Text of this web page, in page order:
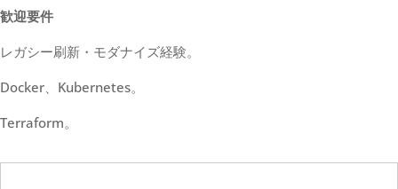
歓迎要件
レガシー刷新・モダナイズ経験。
Docker、Kubernetes。
Terraform。